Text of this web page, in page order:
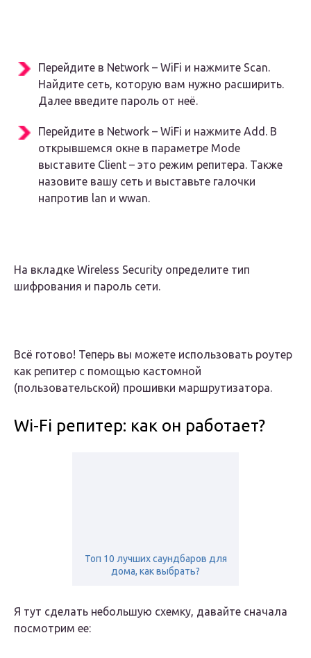
Перейдите в Network – WiFi и нажмите Scan.
Найдите сеть, которую вам нужно расширить.
Далее введите пароль от неё.
Перейдите в Network – WiFi и нажмите Add. В
открывшемся окне в параметре Mode
выставите Client – это режим репитера. Также
назовите вашу сеть и выставьте галочки
напротив lan и wwan.
На вкладке Wireless Security определите тип
шифрования и пароль сети.
Всё готово! Теперь вы можете использовать роутер
как репитер с помощью кастомной
(пользовательской) прошивки маршрутизатора.
Wi-Fi репитер: как он работает?
Топ 10 лучших саундбаров для
дома, как выбрать?
Я тут сделать небольшую схемку, давайте сначала
посмотрим ее: